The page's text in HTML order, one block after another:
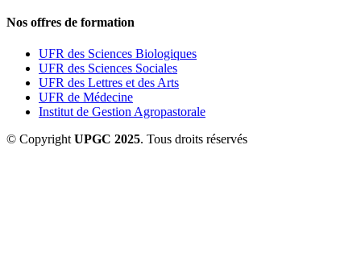
Nos offres de formation
UFR des Sciences Biologiques
UFR des Sciences Sociales
UFR des Lettres et des Arts
UFR de Médecine
Institut de Gestion Agropastorale
© Copyright UPGC 2025. Tous droits réservés